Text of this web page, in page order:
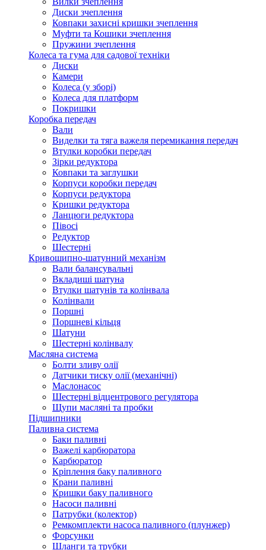
Диски зчеплення
Ковпаки захисні кришки зчеплення
Муфти та Кошики зчеплення
Пружини зчеплення
Колеса та гума для садової техніки
Диски
Камери
Колеса (у зборі)
Колеса для платформ
Покришки
Коробка передач
Вали
Виделки та тяга важеля перемикання передач
Втулки коробки передач
Зірки редуктора
Ковпаки та заглушки
Корпуси коробки передач
Корпуси редуктора
Кришки редуктора
Ланцюги редуктора
Півосі
Редуктор
Шестерні
Кривошипно-шатунний механізм
Вали балансувальні
Вкладиші шатуна
Втулки шатунів та колінвала
Колінвали
Поршні
Поршневі кільця
Шатуни
Шестерні колінвалу
Масляна система
Болти зливу олії
Датчики тиску олії (механічні)
Маслонасос
Шестерні відцентрового регулятора
Щупи масляні та пробки
Підшипники
Паливна система
Баки паливні
Важелі карбюратора
Карбюратор
Кріплення баку паливного
Крани паливні
Кришки баку паливного
Насоси паливні
Патрубки (колектор)
Ремкомплекти насоса паливного (плунжер)
Форсунки
Шланги та трубки